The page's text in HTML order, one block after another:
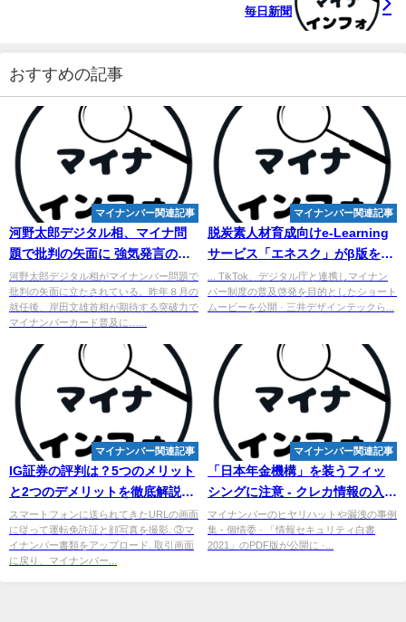
毎日新聞
おすすめの記事
マイナンバー関連記事
河野太郎デジタル相、マイナ問
題で批判の矢面に 強気発言の政
治姿勢に懸念 - 京都新聞
河野太郎デジタル相がマイナンバー問題で
批判の矢面に立たされている。昨年８月の
就任後、岸田文雄首相が期待する突破力で
マイナンバーカード普及に…...
マイナンバー関連記事
脱炭素人材育成向けe-Learning
サービス「エネスク」がβ版を学
生に無料公開 - エキサイト
... TikTok、デジタル庁と連携しマイナン
バー制度の普及啓発を目的としたショート
ムービーを公開 · 三井デザインテックら...
マイナンバー関連記事
IG証券の評判は？5つのメリット
と2つのデメリットを徹底解説！
- マイナビニュース
スマートフォンに送られてきたURLの画面
に従って運転免許証と顔写真を撮影. ③マ
イナンバー書類をアップロード. 取引画面
に戻り、マイナンバー...
マイナンバー関連記事
「日本年金機構」を装うフィッ
シングに注意 - クレカ情報の入力
促す
マイナンバーのヒヤリハットや漏洩の事例
集 - 個情委 · 「情報セキュリティ白書
2021」のPDF版が公開に ·...